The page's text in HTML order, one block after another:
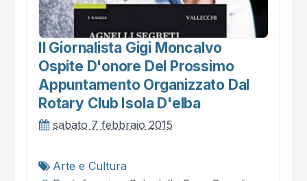
Il Giornalista Gigi Moncalvo
Ospite D'onore Del Prossimo
Appuntamento Organizzato Dal
Rotary Club Isola D'elba
sabato 7 febbraio 2015
Arte e Cultura